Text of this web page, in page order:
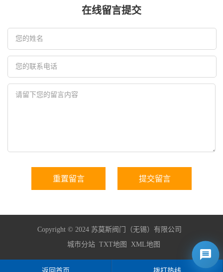
在线留言提交
Copyright © 2024 苏莫斯阀门（无锡）有限公司
城市分站 TXT地图 XML地图